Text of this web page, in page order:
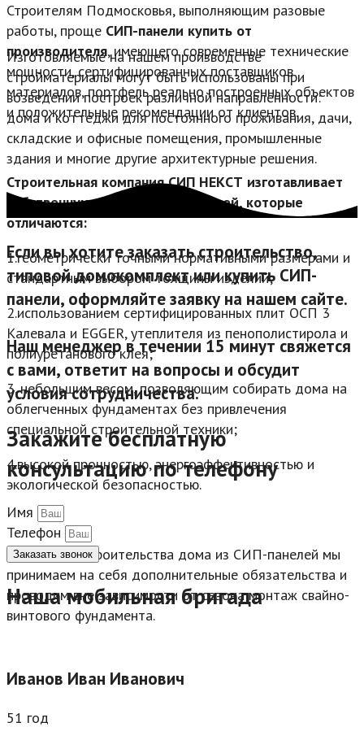
Строителям Подмосковья, выполняющим разовые
работы, проще СИП-панели купить от
производителя, имеющего современные технические
мощности, сертифицированных поставщиков
материалов, портфель реально построенных объектов
и положительные рекомендации от клиентов.
Строительная компания СИП НЕКСТ изготавливает
собственную линейку СИП-панелей, которые
отличаются:
1.геометрически точными нормативными размерами и
стандартным выбором толщины изделий;
2.использованием сертифицированных плит ОСП 3
Калевала и EGGER, утеплителя из пенополистирола и
полиуретанового клея;
3. небольшим весом, позволяющим собирать дома на
облегченных фундаментах без привлечения
специальной строительной техники;
4.высокой прочностью, энергоэффективностью и
экологической безопасностью.
При заказе строительства дома из СИП-панелей мы
принимаем на себя дополнительные обязательства и
проводим вне зависимости от сезона монтаж свайно-
винтового фундамента.
Изготовляемые на нашем производстве
стройматериалы могут быть использованы при
возведении построек различной направленности:
дома и коттеджи для постоянного проживания, дачи,
складские и офисные помещения, промышленные
здания и многие другие архитектурные решения.
Если вы хотите заказать строительство,
типовой домокомплект или купить СИП-
панели, оформляйте заявку на нашем сайте.
Наш менеджер в течении 15 минут свяжется
с вами, ответит на вопросы и обсудит
условия сотрудничества.
Закажите бесплатную
консультацию по телефону
Имя
Телефон
Заказать звонок
Наша мобильная бригада
Иванов Иван Иванович
51 год